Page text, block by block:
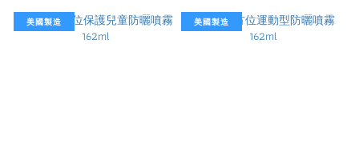
美國製造 美國製造